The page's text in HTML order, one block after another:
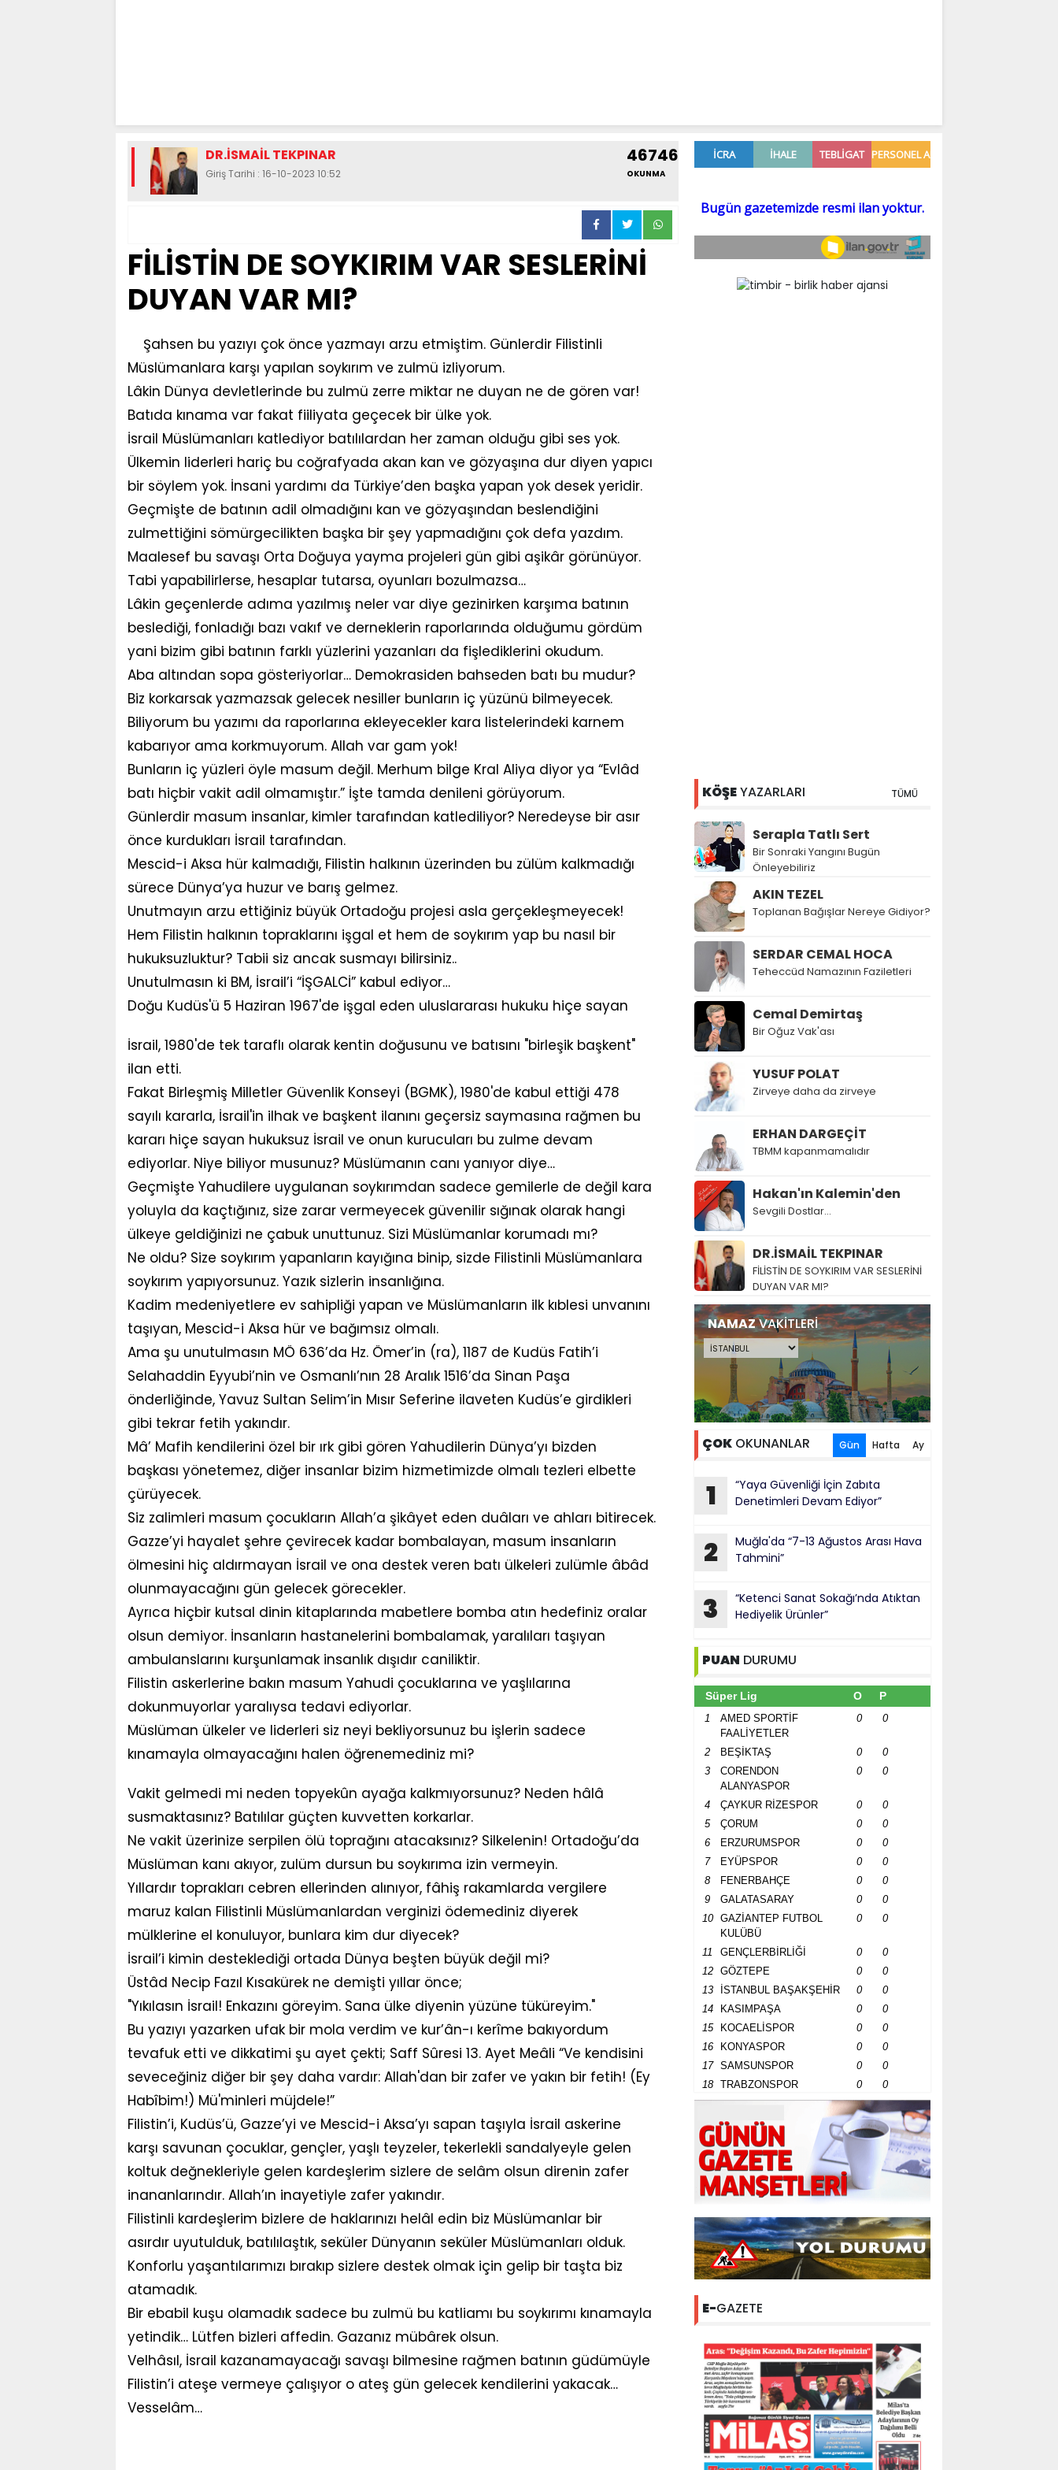
DR.İSMAİL TEKPINAR
Giriş Tarihi : 16-10-2023 10:52
46746
OKUNMA
FİLİSTİN DE SOYKIRIM VAR SESLERİNİ
DUYAN VAR MI?
Şahsen bu yazıyı çok önce yazmayı arzu etmiştim. Günlerdir Filistinli
Müslümanlara karşı yapılan soykırım ve zulmü izliyorum.
Lâkin Dünya devletlerinde bu zulmü zerre miktar ne duyan ne de gören var!
Batıda kınama var fakat fiiliyata geçecek bir ülke yok.
İsrail Müslümanları katlediyor batılılardan her zaman olduğu gibi ses yok.
Ülkemin liderleri hariç bu coğrafyada akan kan ve gözyaşına dur diyen yapıcı
bir söylem yok. İnsani yardımı da Türkiye’den başka yapan yok desek yeridir.
Geçmişte de batının adil olmadığını kan ve gözyaşından beslendiğini
zulmettiğini sömürgecilikten başka bir şey yapmadığını çok defa yazdım.
Maalesef bu savaşı Orta Doğuya yayma projeleri gün gibi aşikâr görünüyor.
Tabi yapabilirlerse, hesaplar tutarsa, oyunları bozulmazsa…
Lâkin geçenlerde adıma yazılmış neler var diye gezinirken karşıma batının
beslediği, fonladığı bazı vakıf ve derneklerin raporlarında olduğumu gördüm
yani bizim gibi batının farklı yüzlerini yazanları da fişlediklerini okudum.
Aba altından sopa gösteriyorlar… Demokrasiden bahseden batı bu mudur?
Biz korkarsak yazmazsak gelecek nesiller bunların iç yüzünü bilmeyecek.
Biliyorum bu yazımı da raporlarına ekleyecekler kara listelerindeki karnem
kabarıyor ama korkmuyorum. Allah var gam yok!
Bunların iç yüzleri öyle masum değil. Merhum bilge Kral Aliya diyor ya “Evlâd
batı hiçbir vakit adil olmamıştır.” İşte tamda denileni görüyorum.
Günlerdir masum insanlar, kimler tarafından katlediliyor? Neredeyse bir asır
önce kurdukları İsrail tarafından.
Mescid-i Aksa hür kalmadığı, Filistin halkının üzerinden bu zülüm kalkmadığı
sürece Dünya’ya huzur ve barış gelmez.
Unutmayın arzu ettiğiniz büyük Ortadoğu projesi asla gerçekleşmeyecek!
Hem Filistin halkının topraklarını işgal et hem de soykırım yap bu nasıl bir
hukuksuzluktur? Tabii siz ancak susmayı bilirsiniz..
Unutulmasın ki BM, İsrail’i “İŞGALCİ” kabul ediyor…
Doğu Kudüs'ü 5 Haziran 1967'de işgal eden uluslararası hukuku hiçe sayan
İsrail, 1980'de tek taraflı olarak kentin doğusunu ve batısını "birleşik başkent"
ilan etti.
Fakat Birleşmiş Milletler Güvenlik Konseyi (BGMK), 1980'de kabul ettiği 478
sayılı kararla, İsrail'in ilhak ve başkent ilanını geçersiz saymasına rağmen bu
kararı hiçe sayan hukuksuz İsrail ve onun kurucuları bu zulme devam
ediyorlar. Niye biliyor musunuz? Müslümanın canı yanıyor diye…
Geçmişte Yahudilere uygulanan soykırımdan sadece gemilerle de değil kara
yoluyla da kaçtığınız, size zarar vermeyecek güvenilir sığınak olarak hangi
ülkeye geldiğinizi ne çabuk unuttunuz. Sizi Müslümanlar korumadı mı?
Ne oldu? Size soykırım yapanların kayığına binip, sizde Filistinli Müslümanlara
soykırım yapıyorsunuz. Yazık sizlerin insanlığına.
Kadim medeniyetlere ev sahipliği yapan ve Müslümanların ilk kıblesi unvanını
taşıyan, Mescid-i Aksa hür ve bağımsız olmalı.
Ama şu unutulmasın MÖ 636’da Hz. Ömer’in (ra), 1187 de Kudüs Fatih’i
Selahaddin Eyyubi’nin ve Osmanlı’nın 28 Aralık 1516’da Sinan Paşa
önderliğinde, Yavuz Sultan Selim’in Mısır Seferine ilaveten Kudüs’e girdikleri
gibi tekrar fetih yakındır.
Mâ’ Mafih kendilerini özel bir ırk gibi gören Yahudilerin Dünya’yı bizden
başkası yönetemez, diğer insanlar bizim hizmetimizde olmalı tezleri elbette
çürüyecek.
Siz zalimleri masum çocukların Allah’a şikâyet eden duâları ve ahları bitirecek.
Gazze’yi hayalet şehre çevirecek kadar bombalayan, masum insanların
ölmesini hiç aldırmayan İsrail ve ona destek veren batı ülkeleri zulümle âbâd
olunmayacağını gün gelecek görecekler.
Ayrıca hiçbir kutsal dinin kitaplarında mabetlere bomba atın hedefiniz oralar
olsun demiyor. İnsanların hastanelerini bombalamak, yaralıları taşıyan
ambulanslarını kurşunlamak insanlık dışıdır caniliktir.
Filistin askerlerine bakın masum Yahudi çocuklarına ve yaşlılarına
dokunmuyorlar yaralıysa tedavi ediyorlar.
Müslüman ülkeler ve liderleri siz neyi bekliyorsunuz bu işlerin sadece
kınamayla olmayacağını halen öğrenemediniz mi?
Vakit gelmedi mi neden topyekûn ayağa kalkmıyorsunuz? Neden hâlâ
susmaktasınız? Batılılar güçten kuvvetten korkarlar.
Ne vakit üzerinize serpilen ölü toprağını atacaksınız? Silkelenin! Ortadoğu’da
Müslüman kanı akıyor, zulüm dursun bu soykırıma izin vermeyin.
Yıllardır toprakları cebren ellerinden alınıyor, fâhiş rakamlarda vergilere
maruz kalan Filistinli Müslümanlardan verginizi ödemediniz diyerek
mülklerine el konuluyor, bunlara kim dur diyecek?
İsrail’i kimin desteklediği ortada Dünya beşten büyük değil mi?
Üstâd Necip Fazıl Kısakürek ne demişti yıllar önce;
"Yıkılasın İsrail! Enkazını göreyim. Sana ülke diyenin yüzüne tüküreyim."
Bu yazıyı yazarken ufak bir mola verdim ve kur’ân-ı kerîme bakıyordum
tevafuk etti ve dikkatimi şu ayet çekti; Saff Sûresi 13. Ayet Meâli “Ve kendisini
seveceğiniz diğer bir şey daha vardır: Allah'dan bir zafer ve yakın bir fetih! (Ey
Habîbim!) Mü'minleri müjdele!”
Filistin’i, Kudüs’ü, Gazze’yi ve Mescid-i Aksa’yı sapan taşıyla İsrail askerine
karşı savunan çocuklar, gençler, yaşlı teyzeler, tekerlekli sandalyeyle gelen
koltuk değnekleriyle gelen kardeşlerim sizlere de selâm olsun direnin zafer
inananlarındır. Allah’ın inayetiyle zafer yakındır.
Filistinli kardeşlerim bizlere de haklarınızı helâl edin biz Müslümanlar bir
asırdır uyutulduk, batılılaştık, seküler Dünyanın seküler Müslümanları olduk.
Konforlu yaşantılarımızı bırakıp sizlere destek olmak için gelip bir taşta biz
atamadık.
Bir ebabil kuşu olamadık sadece bu zulmü bu katliamı bu soykırımı kınamayla
yetindik… Lütfen bizleri affedin. Gazanız mübârek olsun.
Velhâsıl, İsrail kazanamayacağı savaşı bilmesine rağmen batının güdümüyle
Filistin’i ateşe vermeye çalışıyor o ateş gün gelecek kendilerini yakacak…
Vesselâm…
KÖŞEYAZARLARI TÜMÜ
Serapla Tatlı Sert
Bir Sonraki Yangını Bugün
Önleyebiliriz
AKIN TEZEL
Toplanan Bağışlar Nereye Gidiyor?
SERDAR CEMAL HOCA
Teheccüd Namazının Faziletleri
Cemal Demirtaş
Bir Oğuz Vak'ası
YUSUF POLAT
Zirveye daha da zirveye
ERHAN DARGEÇİT
TBMM kapanmamalıdır
Hakan'ın Kalemin'den
Sevgili Dostlar...
DR.İSMAİL TEKPINAR
FİLİSTİN DE SOYKIRIM VAR SESLERİNİ
DUYAN VAR MI?
NAMAZVAKİTLERİ
ÇOK OKUNANLAR Gün Hafta Ay
1
“Yaya Güvenliği İçin Zabıta
Denetimleri Devam Ediyor”
2
Muğla'da “7-13 Ağustos Arası Hava
Tahmini”
3
“Ketenci Sanat Sokağı’nda Atıktan
Hediyelik Ürünler”
PUAN DURUMU
Süper Lig O P
1
AMED SPORTİF
FAALİYETLER
0 0
2 BEŞİKTAŞ 0
0
3
CORENDON
ALANYASPOR
0 0
4 ÇAYKUR RİZESPOR 0
0
5
ÇORUM 0
0
6
ERZURUMSPOR 0
0
7
EYÜPSPOR 0
0
8
FENERBAHÇE 0
0
9
GALATASARAY 0
0
10
GAZİANTEP FUTBOL
KULÜBÜ
0 0
11 GENÇLERBİRLİĞİ 0
0
12
GÖZTEPE 0
0
13
İSTANBUL BAŞAKŞEHİR 0
0
14
KASIMPAŞA 0
0
15
KOCAELİSPOR 0
0
16
KONYASPOR 0
0
17
SAMSUNSPOR 0
0
18
TRABZONSPOR 0 0
E-GAZETE